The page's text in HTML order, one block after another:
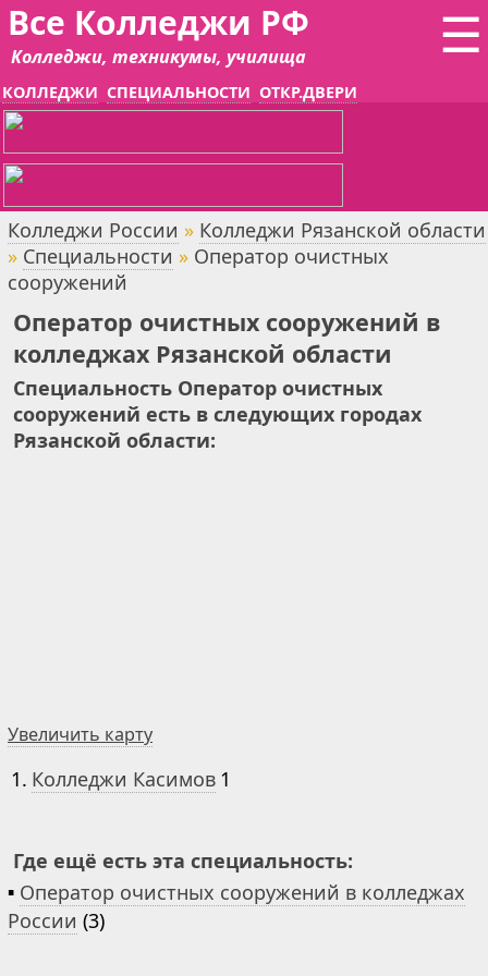
☰
Все Колледжи РФ
Колледжи, техникумы, училища
КОЛЛЕДЖИ СПЕЦИАЛЬНОСТИ ОТКР.ДВЕРИ
Колледжи России » Колледжи Рязанской области
» Специальности » Оператор очистных
сооружений
Оператор очистных сооружений в
колледжах Рязанской области
Специальность Оператор очистных
сооружений есть в следующих городах
Рязанской области:
Увеличить карту
1. Колледжи Касимов 1
Где ещё есть эта специальность:
▪ Оператор очистных сооружений в колледжах
России (3)